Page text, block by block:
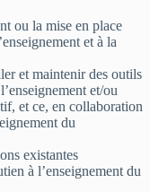
ou la mise en place
et à la
et maintenir des outils
et/ou
et ce, en collaboration
du
existantes
à l’enseignement du